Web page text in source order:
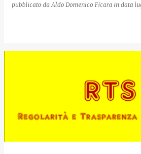
pubblicato da Aldo Domenico Ficara in data